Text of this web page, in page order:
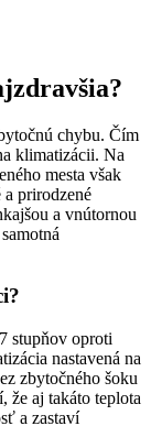
chybu. Čím
klimatizácii. Na
mesta však
prirodzené
a vnútornou
stupňov oproti
nastavená na
zbytočného šoku
že aj takáto teplota
a zastaví